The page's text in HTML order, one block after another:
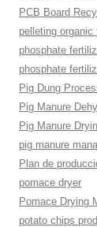
PCB Board
pelleting organic
phosphate
phosphate
Pig Dung
Pig Manure
Pig Manure
pig manure
Plan de
pomace dryer
Pomace Drying
potato chips